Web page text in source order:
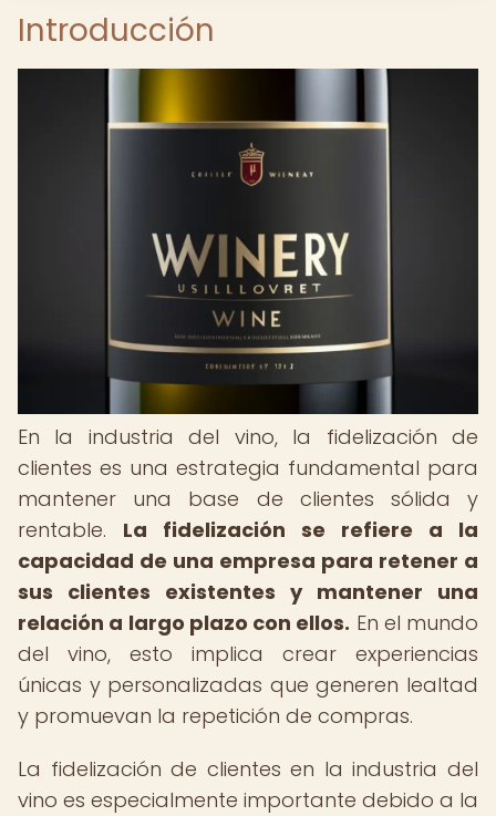
Introducción
En la industria del vino, la fidelización de
clientes es una estrategia fundamental para
mantener una base de clientes sólida y
rentable. La fidelización se refiere a la
capacidad de una empresa para retener a
sus clientes existentes y mantener una
relación a largo plazo con ellos. En el mundo
del vino, esto implica crear experiencias
únicas y personalizadas que generen lealtad
y promuevan la repetición de compras.
La fidelización de clientes en la industria del
vino es especialmente importante debido a la